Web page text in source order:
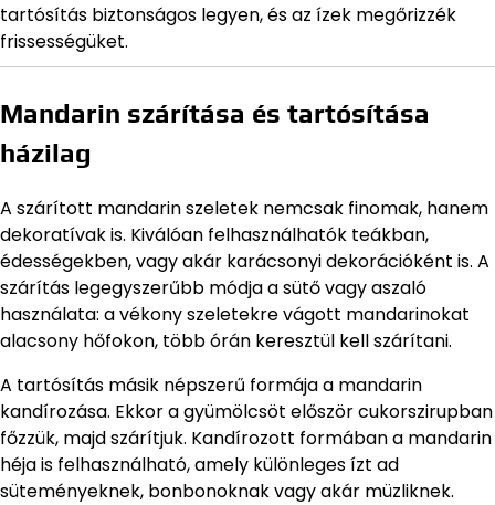
tartósítás biztonságos legyen, és az ízek megőrizzék
frissességüket.
Mandarin szárítása és tartósítása
házilag
A szárított mandarin szeletek nemcsak finomak, hanem
dekoratívak is. Kiválóan felhasználhatók teákban,
édességekben, vagy akár karácsonyi dekorációként is. A
szárítás legegyszerűbb módja a sütő vagy aszaló
használata: a vékony szeletekre vágott mandarinokat
alacsony hőfokon, több órán keresztül kell szárítani.
A tartósítás másik népszerű formája a mandarin
kandírozása. Ekkor a gyümölcsöt először cukorszirupban
főzzük, majd szárítjuk. Kandírozott formában a mandarin
héja is felhasználható, amely különleges ízt ad
süteményeknek, bonbonoknak vagy akár müzliknek.